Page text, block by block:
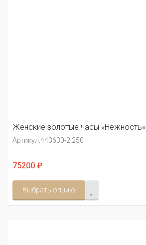
Женские золотые часы «Нежность»
Артикул:443630-2.250
75200 ₽
Выбрать опцию